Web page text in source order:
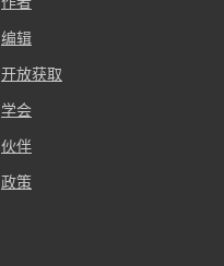
编辑
开放获取
学会
伙伴
政策